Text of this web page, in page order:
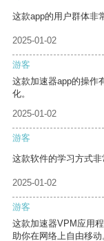
这款app的用户群体非
2025-01-02
游客
这款加速器app的操作
化。
2025-01-02
游客
这款软件的学习方式非
2025-01-02
游客
这款加速器VPM应用
助你在网络上自由移动